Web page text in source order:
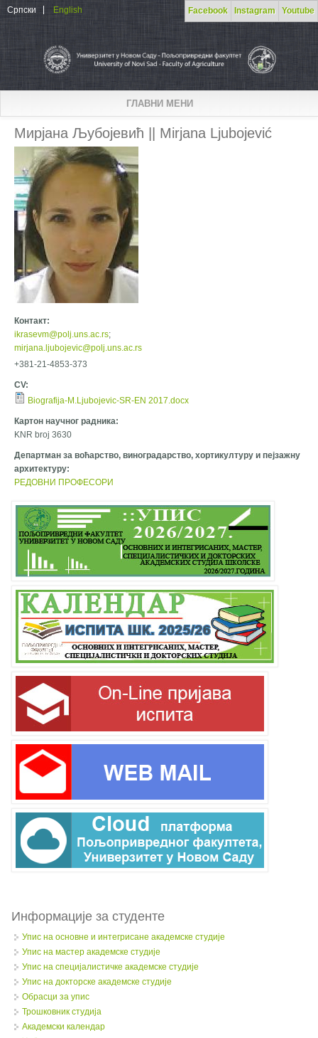
Skip to main content Facebook Instagram Youtube
Српски English
ГЛАВНИ МЕНИ
Мирјана Љубојевић || Mirjana Ljubojević
Контакт:
ikrasevm@polj.uns.ac.rs;
mirjana.ljubojevic@polj.uns.ac.rs
+381-21-4853-373
CV:
Biografija-M.Ljubojevic-SR-EN 2017.docx
Картон научног радника:
KNR broj 3630
Департман за воћарство, виноградарство, хортикултуру и пејзажну
архитектуру:
РЕДОВНИ ПРОФЕСОРИ
Информације за студенте
Упис на основне и интегрисане академске студије
Упис на мастер академске студије
Упис на специјалистичке академске студије
Упис на докторске академске студије
Обрасци за упис
Трошковник студија
Академски календар